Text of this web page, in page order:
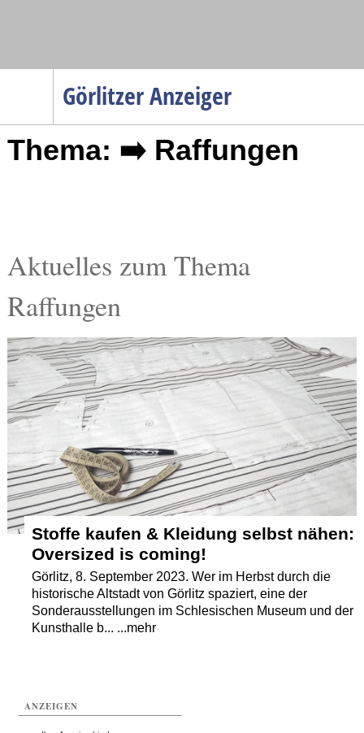
Görlitzer Anzeiger
Menüpunkte
Startseite
Verkehr
Gesundheit
Sport
Termine
Kostenlos
Thema: ➡️ Raffungen
Aktuelles zum Thema
Raffungen
Stoffe kaufen & Kleidung selbst nähen:
Oversized is coming!
Görlitz, 8. September 2023. Wer im Herbst durch die
historische Altstadt von Görlitz spaziert, eine der
Sonderausstellungen im Schlesischen Museum und der
Kunsthalle b... ...mehr
ANZEIGEN